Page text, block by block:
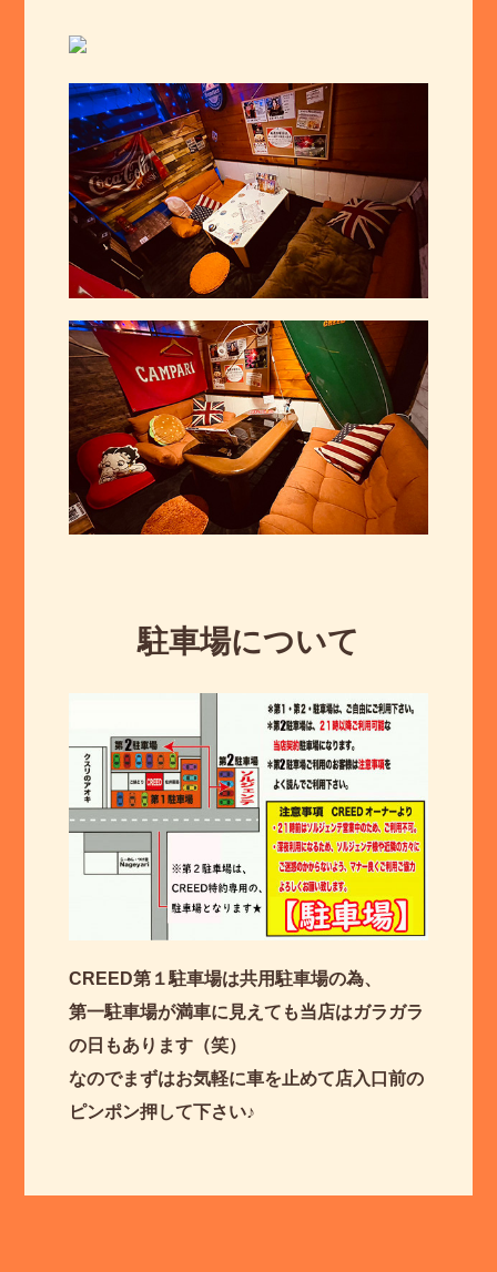
駐車場について
CREED第１駐車場は共用駐車場の為、
第一駐車場が満車に見えても当店はガラガラ
の日もあります（笑）
なのでまずはお気軽に車を止めて店入口前の
ピンポン押して下さい♪